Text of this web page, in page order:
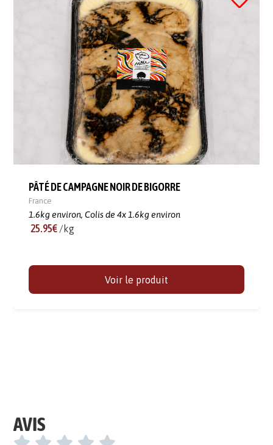
PÂTÉ DE CAMPAGNE NOIR DE BIGORRE
France
1.6kg environ, Colis de 4x 1.6kg environ
25.95€ /kg
Voir le produit
AVIS